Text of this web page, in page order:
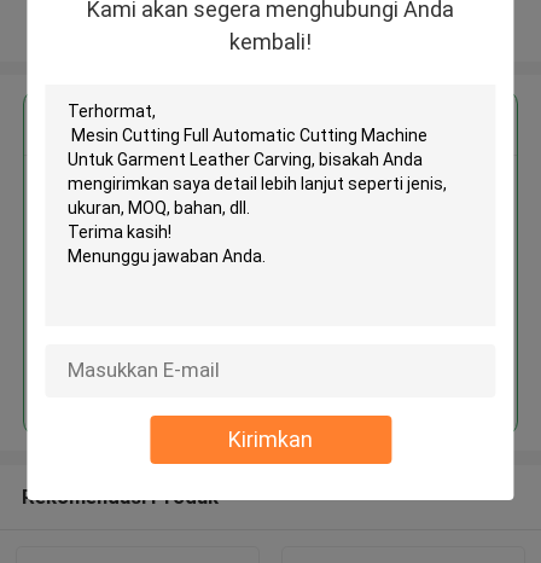
Kami akan segera menghubungi Anda
kembali!
Kirimkan
Lihat Lebih
Dapatkan Harga Terbaik untuk
Mesin Cutting Full Automatic
Cutting Machine Untuk Garment
Leather Carving
Rekomendasi Produk